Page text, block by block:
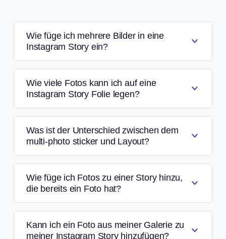
Wie füge ich mehrere Bilder in eine
Instagram Story ein?
Wie viele Fotos kann ich auf eine
Instagram Story Folie legen?
Was ist der Unterschied zwischen dem
multi-photo sticker und Layout?
Wie füge ich Fotos zu einer Story hinzu,
die bereits ein Foto hat?
Kann ich ein Foto aus meiner Galerie zu
meiner Instagram Story hinzufügen?